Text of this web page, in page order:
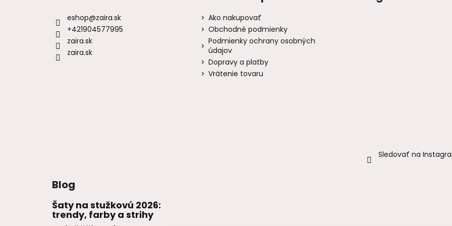
eshop@zaira.sk
+421904577995
zaira.sk
zaira.sk
Ako nakupovať
Obchodné podmienky
Podmienky ochrany osobných
údajov
Dopravy a platby
Vrátenie tovaru
Sledovať na
Blog
Šaty na stužkovú 2026:
trendy, farby a strihy